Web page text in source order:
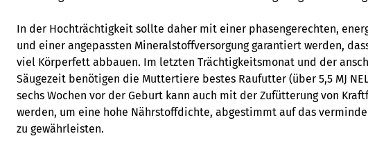
In der Hochträchtigkeit sollte daher mit einer phasengerechten,
und einer angepassten Mineralstoffversorgung garantiert werden,
viel Körperfett abbauen. Im letzten Trächtigkeitsmonat und der
Säugezeit benötigen die Muttertiere bestes Raufutter (über 5,5 MJ
sechs Wochen vor der Geburt kann auch mit der Zufütterung von
werden, um eine hohe Nährstoffdichte, abgestimmt auf das
zu gewährleisten.